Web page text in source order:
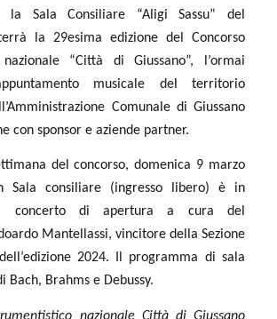
la Sala Consiliare “Aligi Sassu” del
la 29esima edizione del Concorso
“Città di Giussano”, l’ormai
musicale del territorio
Comunale di Giussano
con sponsor e aziende partner.
del concorso, domenica 9 marzo
consiliare (ingresso libero) è in
concerto di apertura a cura del
Mantellassi, vincitore della Sezione
2024. Il programma di sala
Bach, Brahms e Debussy.
nazionale Città di Giussano